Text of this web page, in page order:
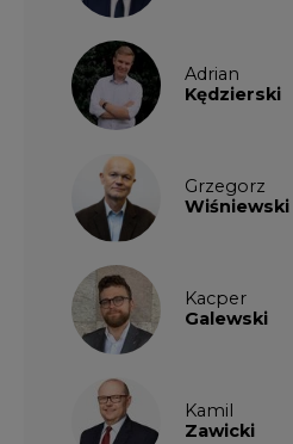
Adrian
Kędzierski
Grzegorz
Wiśniewski
Kacper
Galewski
Kamil
Zawicki